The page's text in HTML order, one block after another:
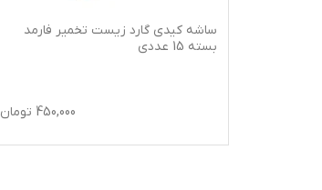
ساشه کیدی گارد زیست تخمیر فارمد
بسته 15 عددی
450,000 تومان